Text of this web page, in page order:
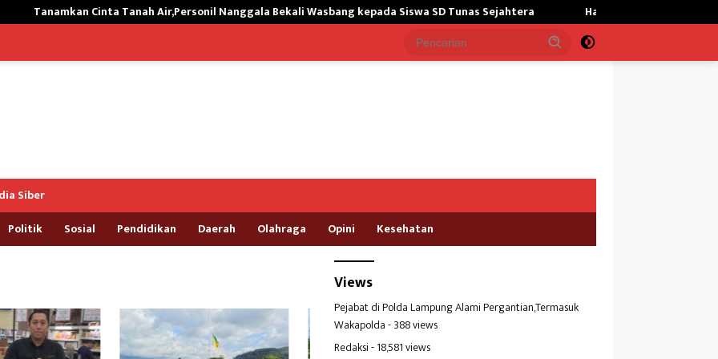
Cinta Tanah Air,Personil Nanggala Bekali Wasbang kepada Siswa SD Tunas Sejahtera Hadapi Potensi El Nino,Bulog
Siber
Politik Sosial Pendidikan Daerah Olahraga Opini Kesehatan
Views
Pejabat di Polda Lampung Alami Pergantian,Termasuk
Wakapolda- 388 views
Redaksi- 18,581 views